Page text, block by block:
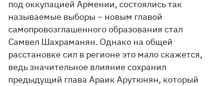
под оккупацией Армении, состоялись так
называемые выборы – новым главой
самопровозглашенного образования стал
Самвел Шахраманян. Однако на общей
расстановке сил в регионе это мало скажется,
ведь значительное влияние сохранил
предыдущий глава Араик Арутюнян, который